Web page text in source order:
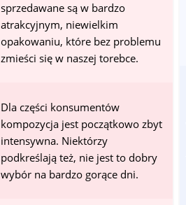
sprzedawane są w bardzo
atrakcyjnym, niewielkim
opakowaniu, które bez problemu
zmieści się w naszej torebce.
Dla części konsumentów
kompozycja jest początkowo zbyt
intensywna. Niektórzy
podkreślają też, nie jest to dobry
wybór na bardzo gorące dni.